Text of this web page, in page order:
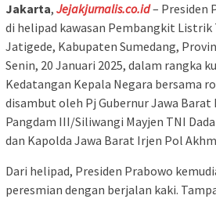
Jakarta, Jejakjurnalis.co.id– Presiden
di helipad kawasan Pembangkit Listrik
Jatigede, Kabupaten Sumedang,
Senin, 20 Januari 2025, dalam rangka
Kedatangan Kepala Negara bersama
disambut oleh Pj Gubernur Jawa Barat
Pangdam III/Siliwangi Mayjen TNI
dan Kapolda Jawa Barat Irjen Pol
Dari helipad, Presiden Prabowo
peresmian dengan berjalan kaki.